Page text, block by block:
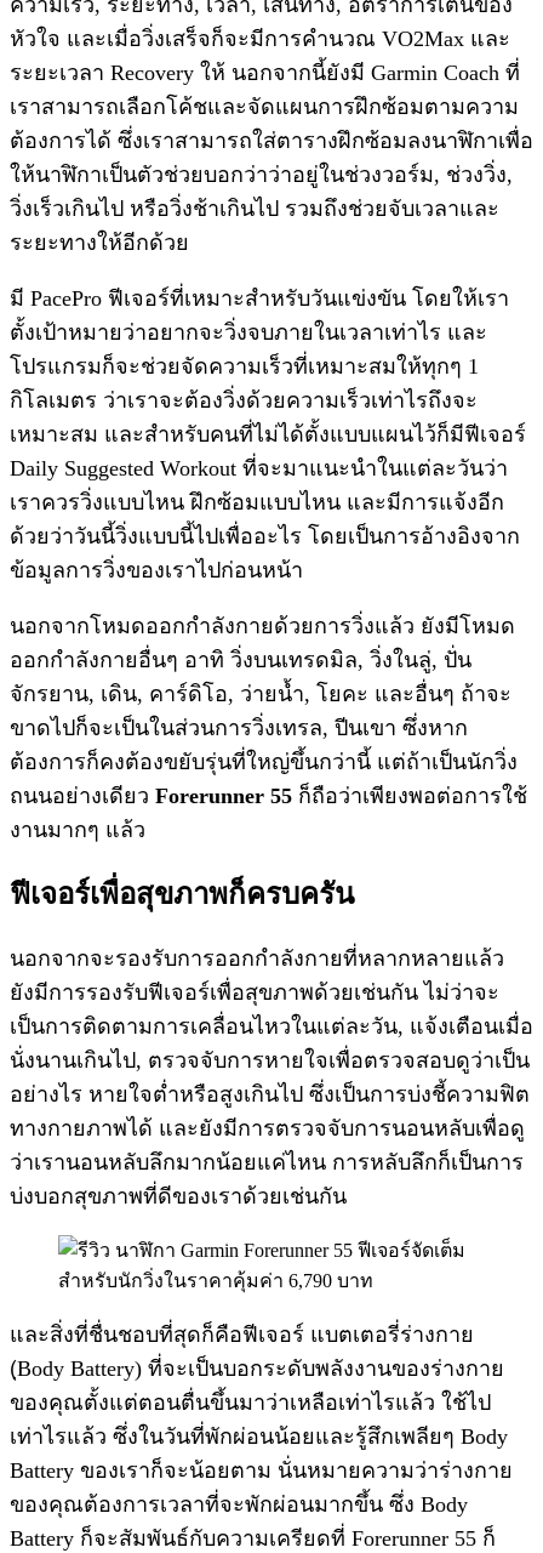
หัวใจ และเมื่อวิ่งเสร็จก็จะมีการคำนวณ VO2Max และ
ระยะเวลา Recovery ให้ นอกจากนี้ยังมี Garmin Coach ที่
เราสามารถเลือกโค้ชและจัดแผนการฝึกซ้อมตามความ
ต้องการได้ ซึ่งเราสามารถใส่ตารางฝึกซ้อมลงนาฬิกาเพื่อ
ให้นาฬิกาเป็นตัวช่วยบอกว่าว่าอยู่ในช่วงวอร์ม, ช่วงวิ่ง,
วิ่งเร็วเกินไป หรือวิ่งช้าเกินไป รวมถึงช่วยจับเวลาและ
ระยะทางให้อีกด้วย
มี PacePro ฟีเจอร์ที่เหมาะสำหรับวันแข่งขัน โดยให้เรา
ตั้งเป้าหมายว่าอยากจะวิ่งจบภายในเวลาเท่าไร และ
โปรแกรมก็จะช่วยจัดความเร็วที่เหมาะสมให้ทุกๆ 1
กิโลเมตร ว่าเราจะต้องวิ่งด้วยความเร็วเท่าไรถึงจะ
เหมาะสม และสำหรับคนที่ไม่ได้ตั้งแบบแผนไว้ก็มีฟีเจอร์
Daily Suggested Workout ที่จะมาแนะนำในแต่ละวันว่า
เราควรวิ่งแบบไหน ฝึกซ้อมแบบไหน และมีการแจ้งอีก
ด้วยว่าวันนี้วิ่งแบบนี้ไปเพื่ออะไร โดยเป็นการอ้างอิงจาก
ข้อมูลการวิ่งของเราไปก่อนหน้า
นอกจากโหมดออกกำลังกายด้วยการวิ่งแล้ว ยังมีโหมด
ออกกำลังกายอื่นๆ อาทิ วิ่งบนเทรดมิล, วิ่งในลู่, ปั่น
จักรยาน, เดิน, คาร์ดิโอ, ว่ายน้ำ, โยคะ และอื่นๆ ถ้าจะ
ขาดไปก็จะเป็นในส่วนการวิ่งเทรล, ปีนเขา ซึ่งหาก
ต้องการก็คงต้องขยับรุ่นที่ใหญ่ขึ้นกว่านี้ แต่ถ้าเป็นนักวิ่ง
ถนนอย่างเดียว Forerunner 55 ก็ถือว่าเพียงพอต่อการใช้
งานมากๆ แล้ว
ฟีเจอร์เพื่อสุขภาพก็ครบครัน
นอกจากจะรองรับการออกกำลังกายที่หลากหลายแล้ว
ยังมีการรองรับฟีเจอร์เพื่อสุขภาพด้วยเช่นกัน ไม่ว่าจะ
เป็นการติดตามการเคลื่อนไหวในแต่ละวัน, แจ้งเตือนเมื่อ
นั่งนานเกินไป, ตรวจจับการหายใจเพื่อตรวจสอบดูว่าเป็น
อย่างไร หายใจต่ำหรือสูงเกินไป ซึ่งเป็นการบ่งชี้ความฟิต
ทางกายภาพได้ และยังมีการตรวจจับการนอนหลับเพื่อดู
ว่าเรานอนหลับลึกมากน้อยแค่ไหน การหลับลึกก็เป็นการ
บ่งบอกสุขภาพที่ดีของเราด้วยเช่นกัน
และสิ่งที่ชื่นชอบที่สุดก็คือฟีเจอร์ แบตเตอรี่ร่างกาย
(ฺBody Battery) ที่จะเป็นบอกระดับพลังงานของร่างกาย
ของคุณตั้งแต่ตอนตื่นขึ้นมาว่าเหลือเท่าไรแล้ว ใช้ไป
เท่าไรแล้ว ซึ่งในวันที่พักผ่อนน้อยและรู้สึกเพลียๆ Body
Battery ของเราก็จะน้อยตาม นั่นหมายความว่าร่างกาย
ของคุณต้องการเวลาที่จะพักผ่อนมากขึ้น ซึ่ง Body
Battery ก็จะสัมพันธ์กับความเครียดที่ Forerunner 55 ก็